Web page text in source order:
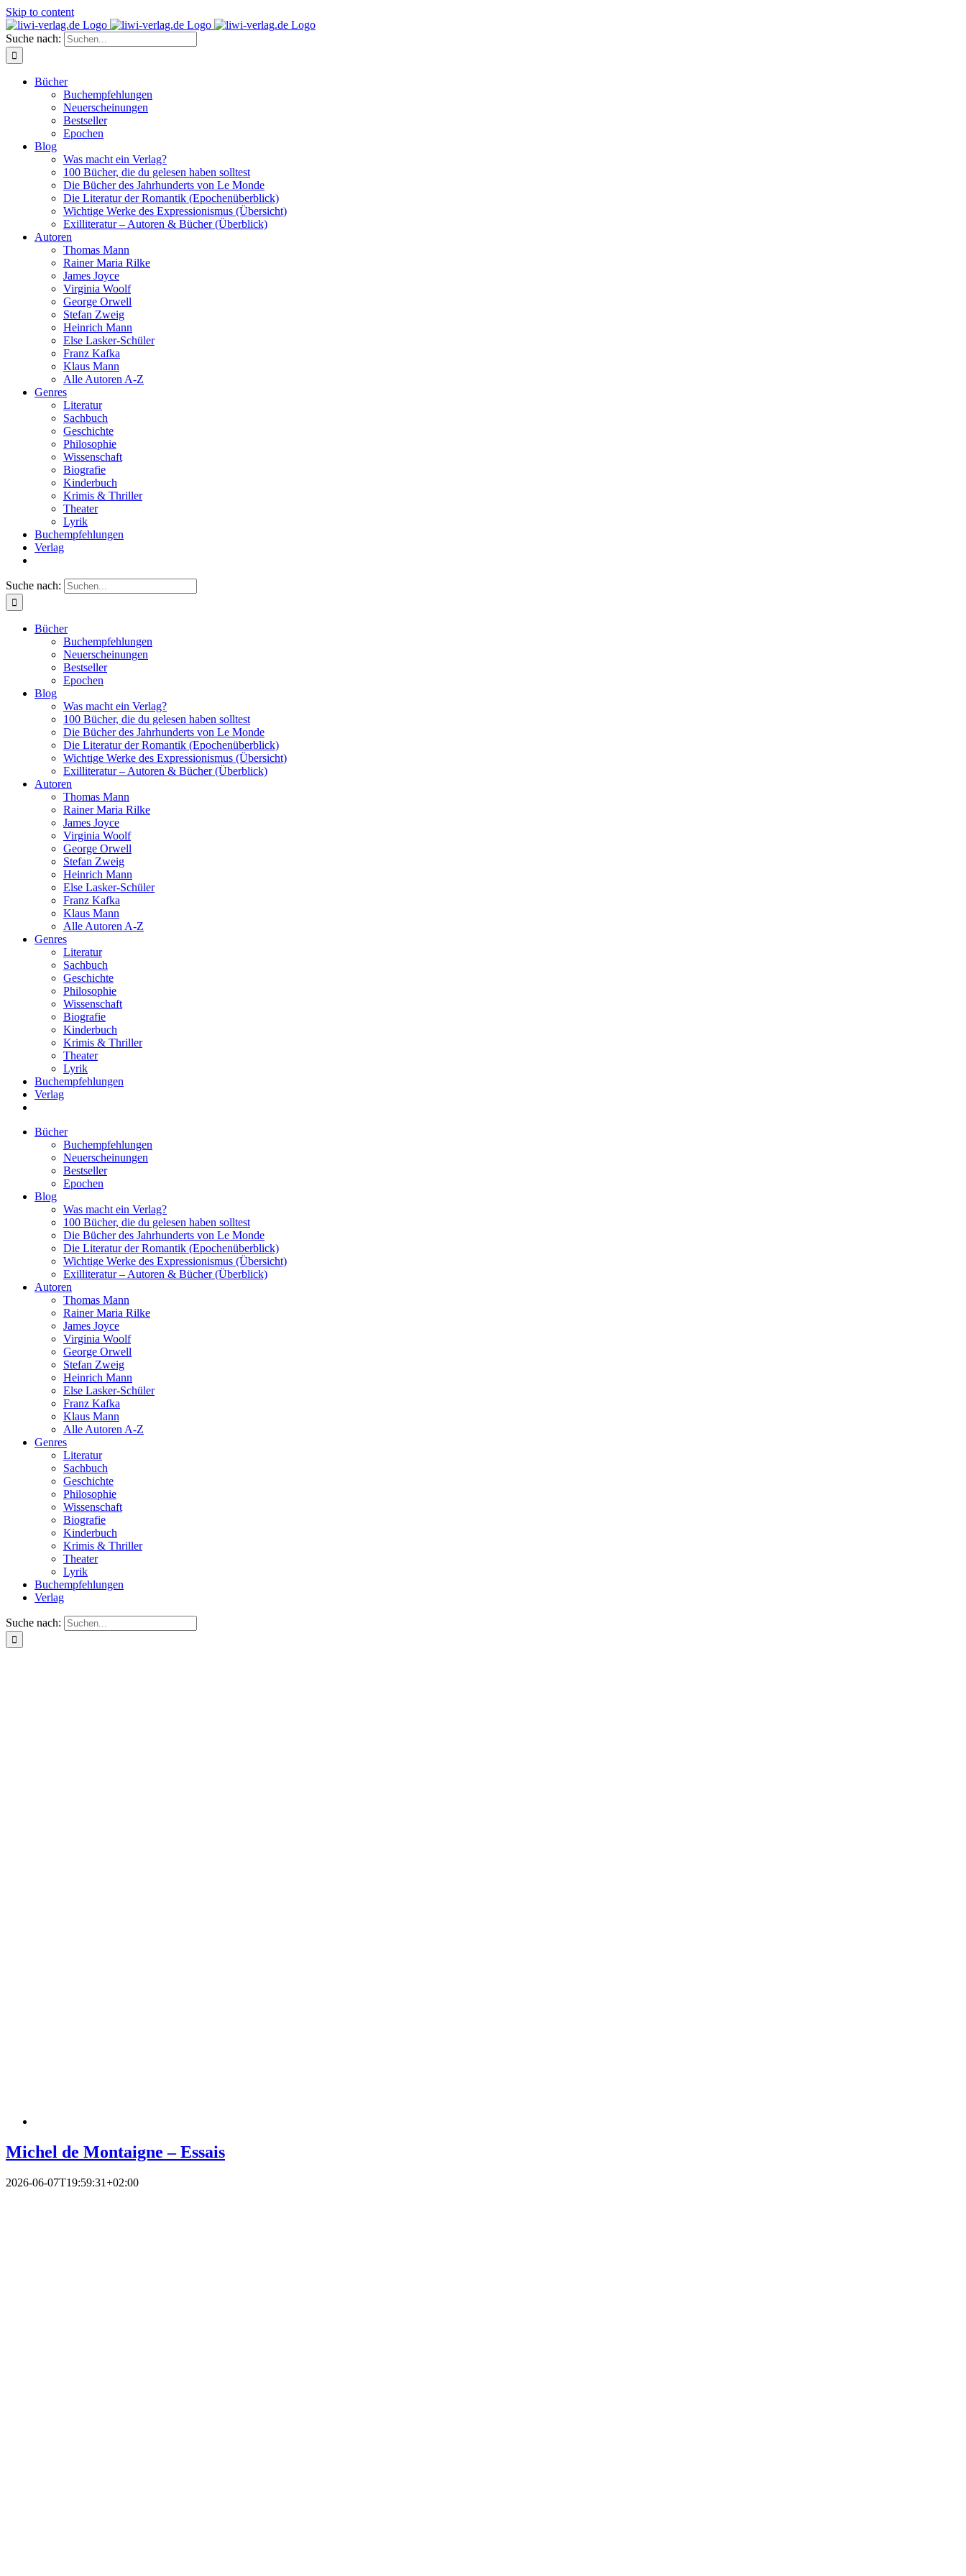
Skip to content
Suche nach:
Bücher
Buchempfehlungen
Neuerscheinungen
Bestseller
Epochen
Blog
Was macht ein Verlag?
100 Bücher, die du gelesen haben solltest
Die Bücher des Jahrhunderts von Le Monde
Die Literatur der Romantik (Epochenüberblick)
Wichtige Werke des Expressionismus (Übersicht)
Exilliteratur – Autoren & Bücher (Überblick)
Autoren
Thomas Mann
Rainer Maria Rilke
James Joyce
Virginia Woolf
George Orwell
Stefan Zweig
Heinrich Mann
Else Lasker-Schüler
Franz Kafka
Klaus Mann
Alle Autoren A-Z
Genres
Literatur
Sachbuch
Geschichte
Philosophie
Wissenschaft
Biografie
Kinderbuch
Krimis & Thriller
Theater
Lyrik
Buchempfehlungen
Verlag
Suche nach:
Bücher
Buchempfehlungen
Neuerscheinungen
Bestseller
Epochen
Blog
Was macht ein Verlag?
100 Bücher, die du gelesen haben solltest
Die Bücher des Jahrhunderts von Le Monde
Die Literatur der Romantik (Epochenüberblick)
Wichtige Werke des Expressionismus (Übersicht)
Exilliteratur – Autoren & Bücher (Überblick)
Autoren
Thomas Mann
Rainer Maria Rilke
James Joyce
Virginia Woolf
George Orwell
Stefan Zweig
Heinrich Mann
Else Lasker-Schüler
Franz Kafka
Klaus Mann
Alle Autoren A-Z
Genres
Literatur
Sachbuch
Geschichte
Philosophie
Wissenschaft
Biografie
Kinderbuch
Krimis & Thriller
Theater
Lyrik
Buchempfehlungen
Verlag
Bücher
Buchempfehlungen
Neuerscheinungen
Bestseller
Epochen
Blog
Was macht ein Verlag?
100 Bücher, die du gelesen haben solltest
Die Bücher des Jahrhunderts von Le Monde
Die Literatur der Romantik (Epochenüberblick)
Wichtige Werke des Expressionismus (Übersicht)
Exilliteratur – Autoren & Bücher (Überblick)
Autoren
Thomas Mann
Rainer Maria Rilke
James Joyce
Virginia Woolf
George Orwell
Stefan Zweig
Heinrich Mann
Else Lasker-Schüler
Franz Kafka
Klaus Mann
Alle Autoren A-Z
Genres
Literatur
Sachbuch
Geschichte
Philosophie
Wissenschaft
Biografie
Kinderbuch
Krimis & Thriller
Theater
Lyrik
Buchempfehlungen
Verlag
Suche nach:
Michel de Montaigne – Essais
2026-06-07T19:59:31+02:00